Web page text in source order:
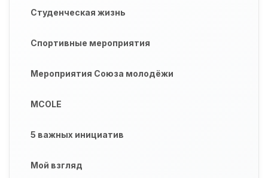
Студенческая жизнь
Спортивные мероприятия
Мероприятия Союза молодёжи
MCOLE
5 важных инициатив
Мой взгляд